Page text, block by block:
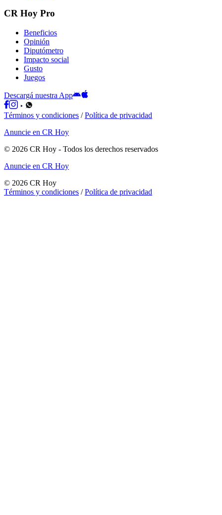
CR Hoy Pro
Beneficios
Opinión
Diputómetro
Impacto social
Gusto
Juegos
Descargá nuestra App
Términos y condiciones /Política de privacidad
Anuncie en CR Hoy
© 2026 CR Hoy - Todos los derechos reservados
Anuncie en CR Hoy
© 2026 CR Hoy
Términos y condiciones /Política de privacidad